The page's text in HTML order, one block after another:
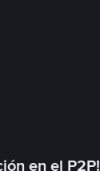
en el P2P!